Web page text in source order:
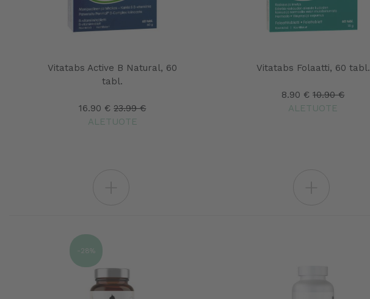
Vitatabs Active B Natural, 60
tabl.
16.90 € 23.99 €
ALETUOTE
Vitatabs Folaatti, 60 tabl.
8.90 € 10.90 €
ALETUOTE
-28%